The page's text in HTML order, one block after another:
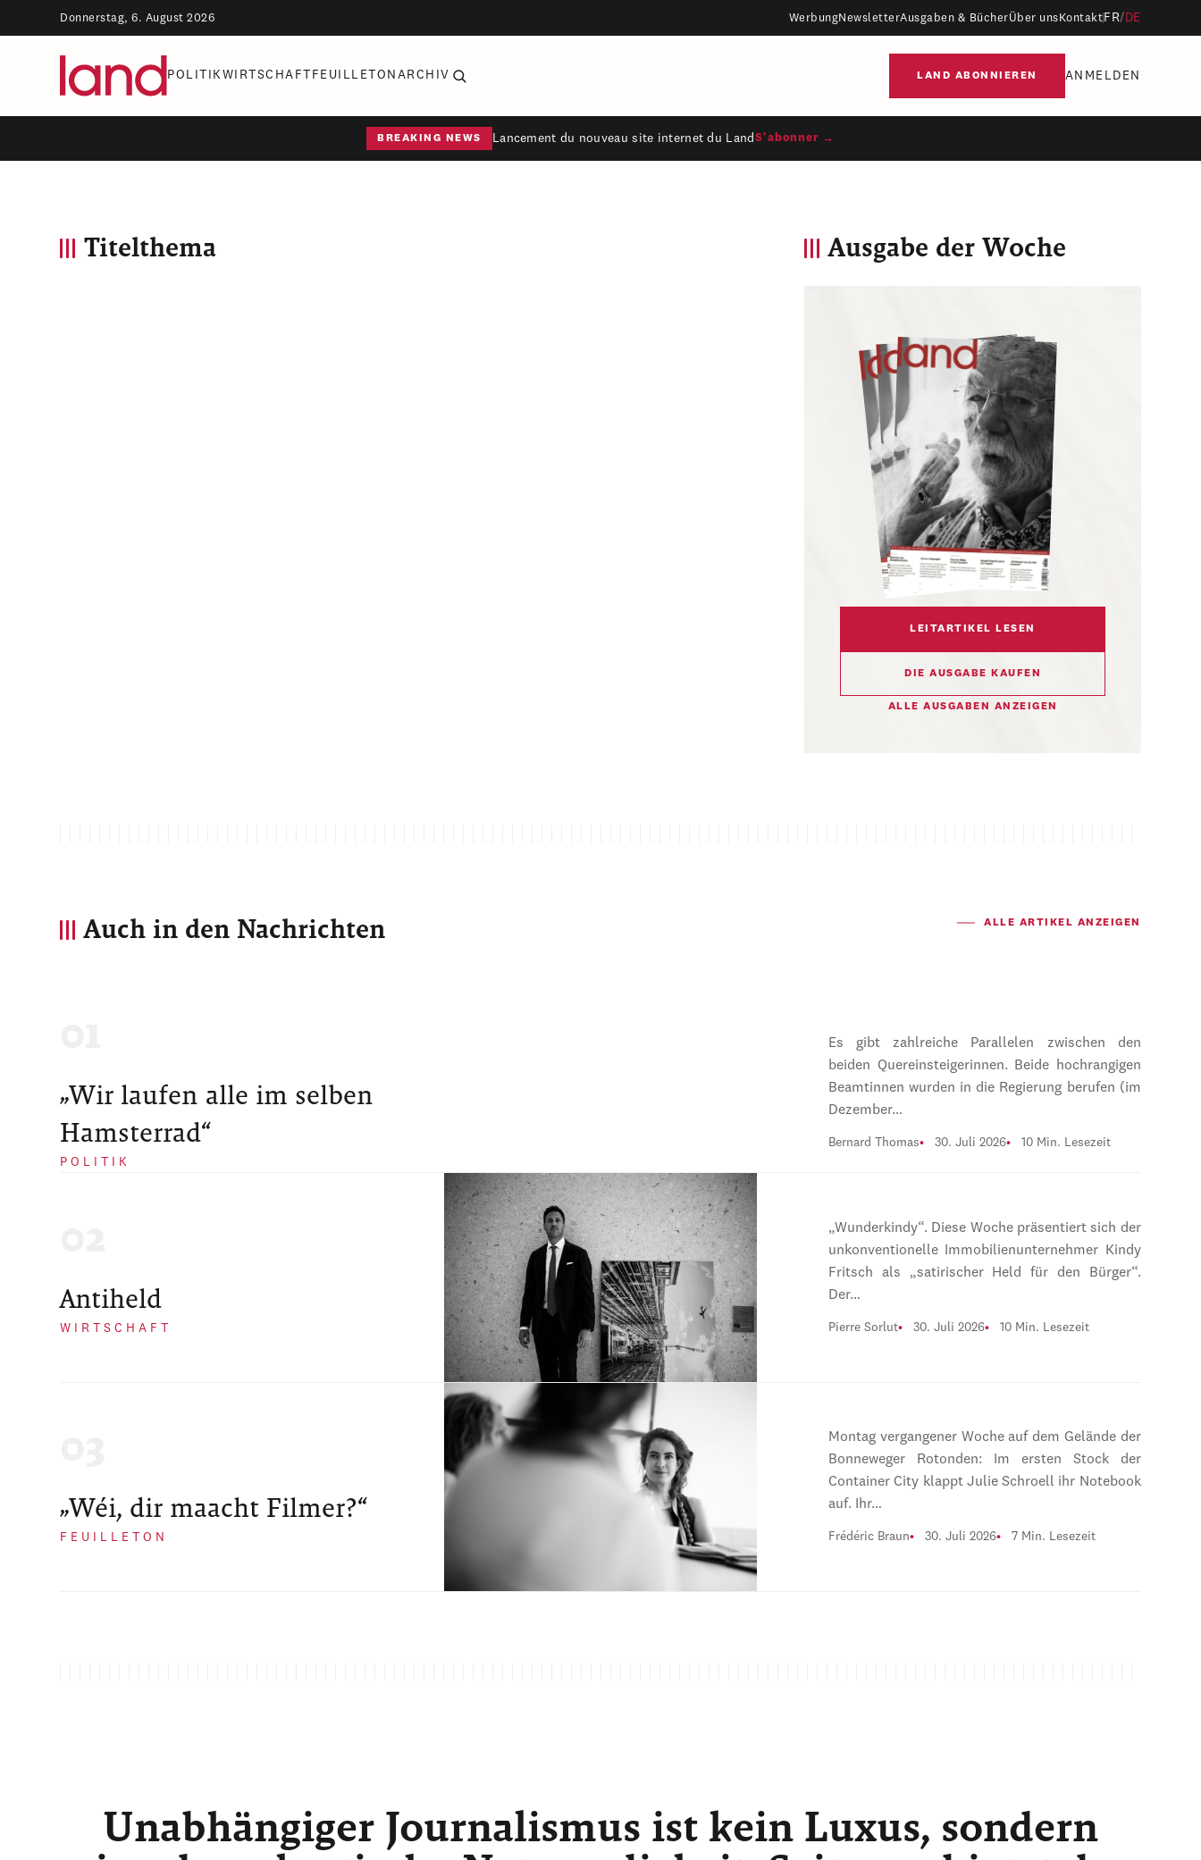
Donnerstag, 6. August 2026 WerbungNewsletterAusgaben & BücherÜber uns Kontakt FR/ DE
POLITIKWIRTSCHAFT FEUILLETON ARCHIV LAND ABONNIEREN ANMELDEN
BREAKING NEWS Lancement du nouveau site internet du Land S'abonner →
Titelthema Ausgabe der Woche
LEITARTIKEL LESEN
DIE AUSGABE KAUFEN
ALLE AUSGABEN ANZEIGEN
Auch in den Nachrichten ALLE ARTIKEL ANZEIGEN
„Wir laufen alle im selben
Hamsterrad“
POLITIK
Es gibt zahlreiche Parallelen zwischen den
beiden Quereinsteigerinnen. Beide hochrangigen
Beamtinnen wurden in die Regierung berufen (im
Dezember…
Bernard Thomas 30. Juli 2026 10 Min. Lesezeit
Antiheld
WIRTSCHAFT
„Wunderkindy“. Diese Woche präsentiert sich der
unkonventionelle Immobilienunternehmer Kindy
Fritsch als „satirischer Held für den Bürger“.
Der…
Pierre Sorlut 30. Juli 2026 10 Min. Lesezeit
„Wéi, dir maacht Filmer?“
FEUILLETON
Montag vergangener Woche auf dem Gelände der
Bonneweger Rotonden: Im ersten Stock der
Container City klappt Julie Schroell ihr Notebook
auf. Ihr…
Frédéric Braun 30. Juli 2026 7 Min. Lesezeit
Unabhängiger Journalismus ist kein Luxus, sondern